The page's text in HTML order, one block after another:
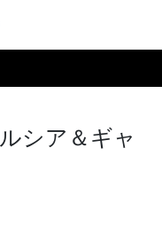
シア＆ギャ